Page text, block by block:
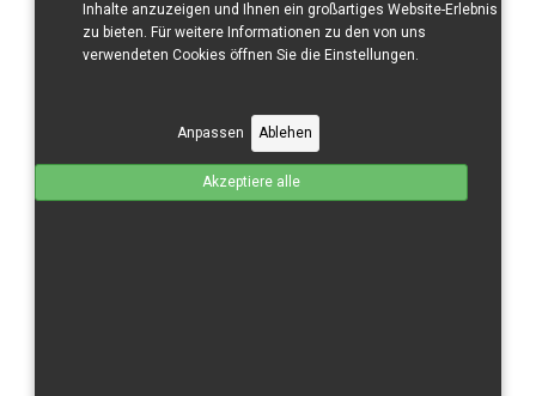
Inhalte anzuzeigen und Ihnen ein großartiges Website-Erlebnis
zu bieten. Für weitere Informationen zu den von uns
verwendeten Cookies öffnen Sie die Einstellungen.
Anpassen Ablehen
Akzeptiere alle